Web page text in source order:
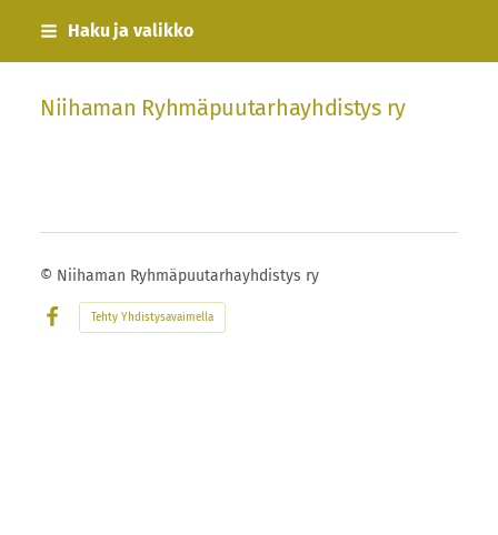
Siirry
Haku ja valikko
Niihaman Ryhmäpuutarhayhdistys ry
© Niihaman Ryhmäpuutarhayhdistys ry
Facebook
Tehty Yhdistysavaimella